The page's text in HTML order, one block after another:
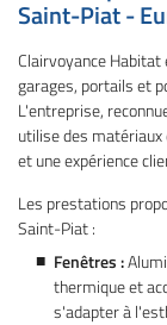
Saint-Piat -
Clairvoyance
garages, portails et
L'entreprise,
utilise des
et une expérience
Les prestations
Saint-Piat :
Fenêtres :
thermique et
s'adapter à